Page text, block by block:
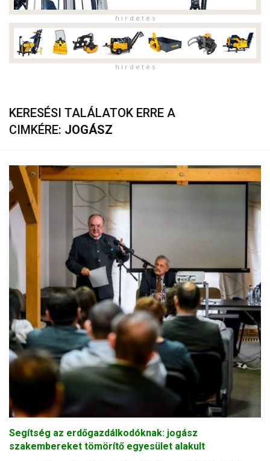
h i r d e t é s
h i r d e t é s
KERESÉSI TALÁLATOK ERRE A
CIMKÉRE: JOGÁSZ
Segítség az erdőgazdálkodóknak: jogász
szakembereket tömörítő egyesület alakult